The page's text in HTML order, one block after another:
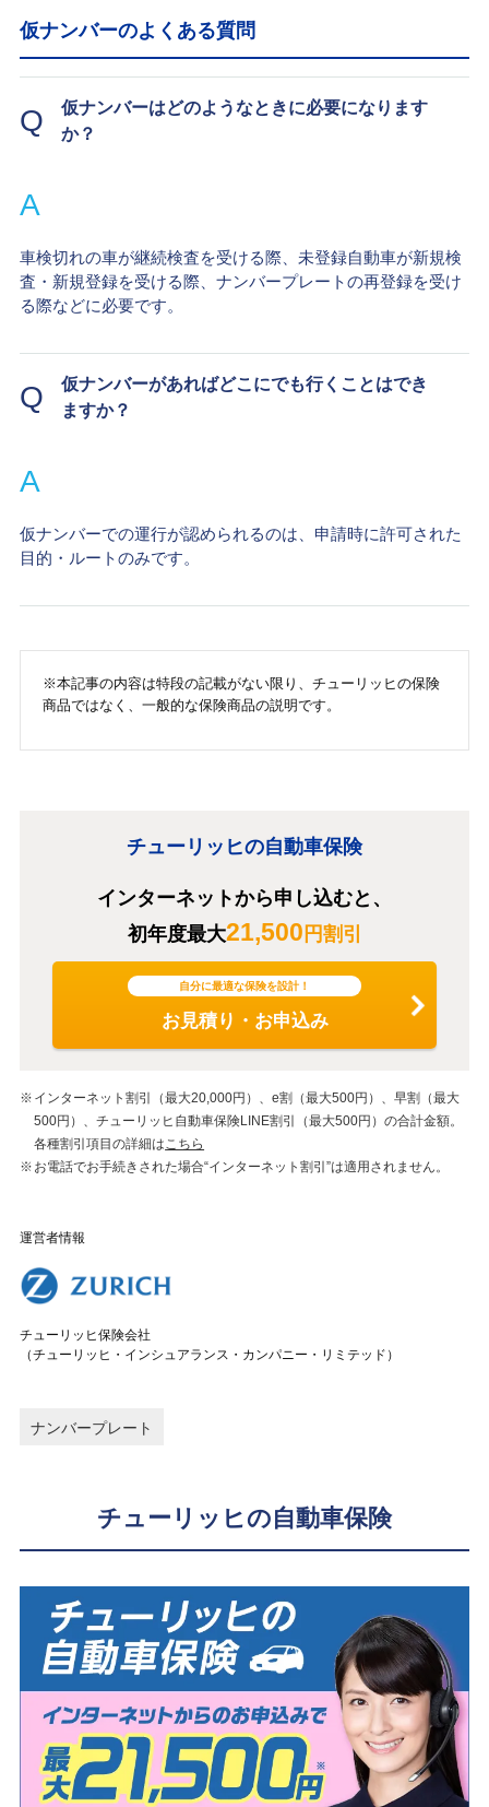
仮ナンバーのよくある質問
Q
仮ナンバーはどのようなときに必要になります
か？
A
車検切れの車が継続検査を受ける際、未登録自動車が新規検
査・新規登録を受ける際、ナンバープレートの再登録を受け
る際などに必要です。
Q
仮ナンバーがあればどこにでも行くことはでき
ますか？
A
仮ナンバーでの運行が認められるのは、申請時に許可された
目的・ルートのみです。
※本記事の内容は特段の記載がない限り、チューリッヒの保険
商品ではなく、一般的な保険商品の説明です。
チューリッヒの自動車保険
インターネットから申し込むと、
初年度最大21,500 円割引
自分に最適な保険を設計！
お見積り・お申込み
インターネット割引（最大20,000円）、e割（最大500円）、早割（最大
500円）、チューリッヒ自動車保険LINE割引（最大500円）の合計金額。
各種割引項目の詳細はこちら
お電話でお手続きされた場合“インターネット割引”は適用されません。
運営者情報
チューリッヒ保険会社
（チューリッヒ・インシュアランス・カンパニー・リミテッド）
ナンバープレート
チューリッヒの自動車保険